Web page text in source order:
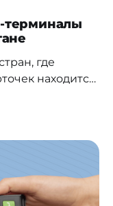
терминалы
где
находится
в стране